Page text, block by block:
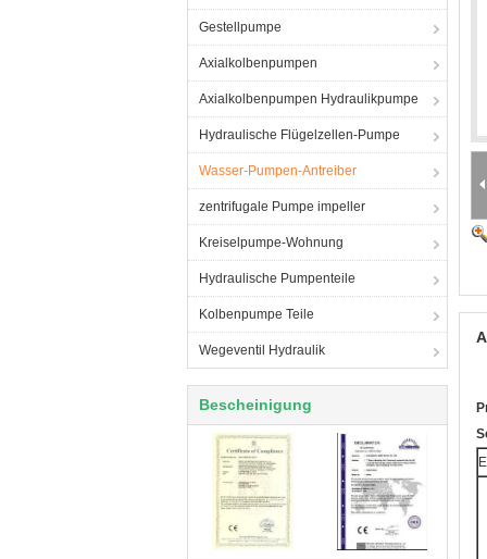
Gestellpumpe
Axialkolbenpumpen
Axialkolbenpumpen Hydraulikpumpe
Hydraulische Flügelzellen-Pumpe
Wasser-Pumpen-Antreiber
zentrifugale Pumpe impeller
Kreiselpumpe-Wohnung
Hydraulische Pumpenteile
Kolbenpumpe Teile
Wegeventil Hydraulik
Bescheinigung